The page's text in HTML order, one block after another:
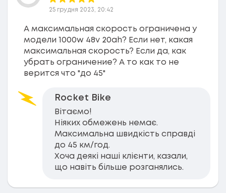
25 грудня 2023, 20:42
А максимальная скорость ограничена у
модели 1000w 48v 20ah? Если нет, какая
максимальная скорость? Если да, как
убрать ограничение? А то как то не
верится что "до 45"
Rocket Bike
Вітаємо!
Ніяких обмежень немає.
Максимальна швидкість справді
до 45 км/год.
Хоча деякі наші клієнти, казали,
що навіть більше розганялись.